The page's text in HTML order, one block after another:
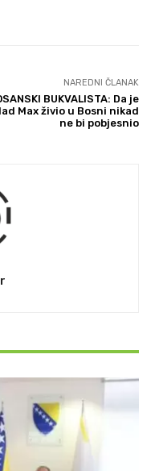
NAREDNI ČLANAK
BUKVALISTA: Da je
Max živio u Bosni nikad
ne bi pobjesnio